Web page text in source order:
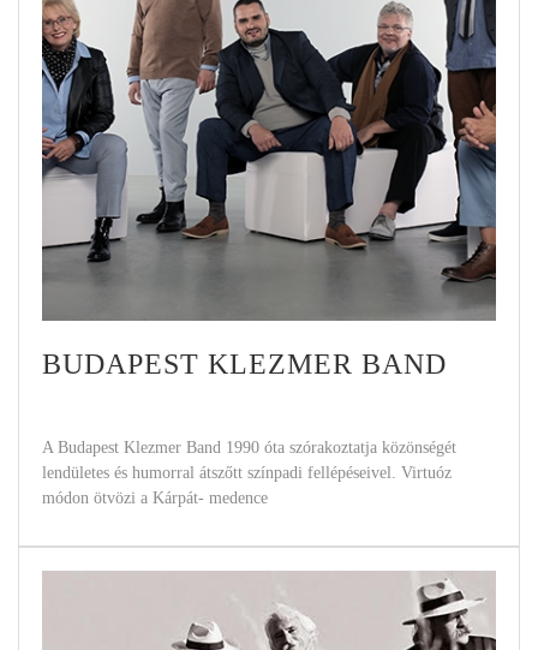
BUDAPEST KLEZMER BAND
A Budapest Klezmer Band 1990 óta szórakoztatja közönségét
lendületes és humorral átszőtt színpadi fellépéseivel. Virtuóz
módon ötvözi a Kárpát- medence